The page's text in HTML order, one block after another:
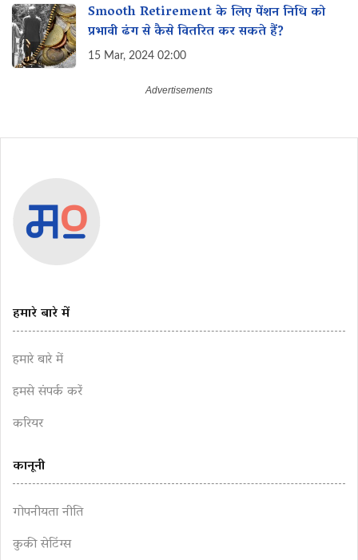
Smooth Retirement के लिए पेंशन निधि को
प्रभावी ढंग से कैसे वितरित कर सकते हैं?
15 Mar, 2024 02:00
हमारे बारे में
हमारे बारे में
हमसे संपर्क करें
करियर
कानूनी
गोपनीयता नीति
कुकी सेटिंग्स